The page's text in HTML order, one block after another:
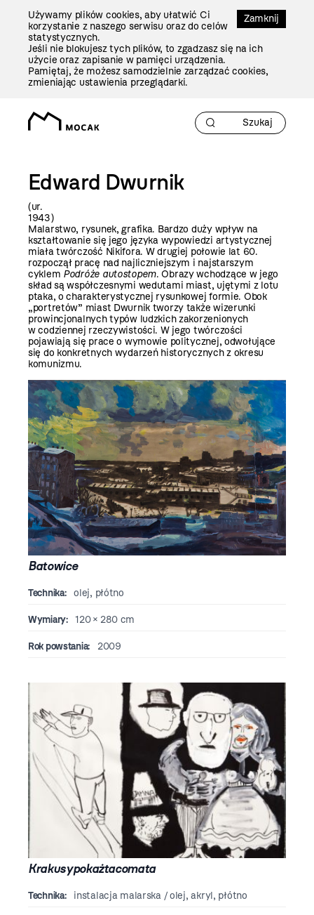
Zamknij
Używamy plików cookies, aby ułatwić Ci
korzystanie z naszego serwisu oraz do celów
statystycznych.
Jeśli nie blokujesz tych plików, to zgadzasz się na ich
użycie oraz zapisanie w pamięci urządzenia.
Pamiętaj, że możesz samodzielnie zarządzać cookies,
zmieniając ustawienia przeglądarki.
Edward Dwurnik
(ur.
Malarstwo, rysunek, grafika. Bardzo duży wpływ na
kształtowanie się jego języka wypowiedzi artystycznej
miała twórczość Nikifora. W drugiej połowie lat 60.
rozpoczął pracę nad najliczniejszym i najstarszym
cyklem Podróże autostopem. Obrazy wchodzące w jego
skład są współczesnymi wedutami miast, ujętymi z lotu
ptaka, o charakterystycznej rysunkowej formie. Obok
„portretów” miast Dwurnik tworzy także wizerunki
prowincjonalnych typów ludzkich zakorzenionych
w codziennej rzeczywistości. W jego twórczości
pojawiają się prace o wymowie politycznej, odwołujące
się do konkretnych wydarzeń historycznych z okresu
komunizmu.
Batowice
Technika: olej, płótno
Wymiary: 120 × 280 cm
Rok powstania: 2009
Krakusypokażtacomata
Technika: instalacja malarska / olej, akryl, płótno